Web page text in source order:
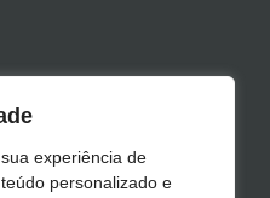
experiência de
personalizado e